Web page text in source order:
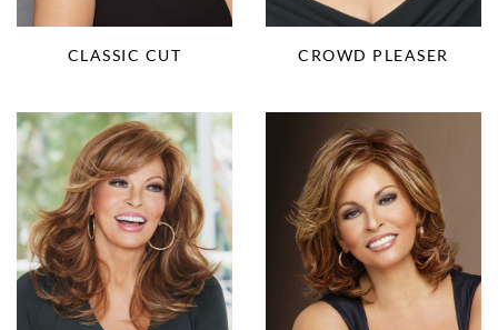
CLASSIC CUT CROWD PLEASER